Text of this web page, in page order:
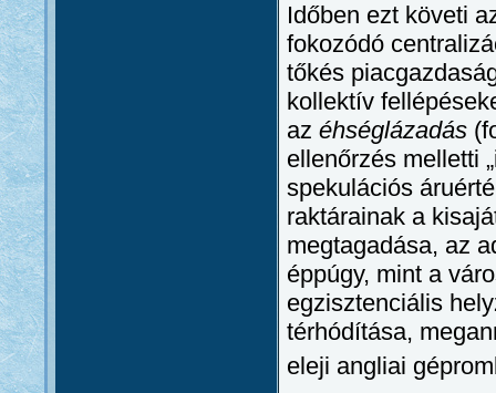
Időben ezt követi
fokozódó
tőkés
kollektív
az éhséglázadás
ellenőrzés melletti
spekulációs
raktárainak a
megtagadása, az
éppúgy, mint a
egzisztenciális
térhódítása,
eleji angliai